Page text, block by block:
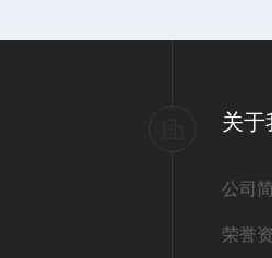
关于
公司
荣誉